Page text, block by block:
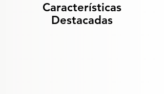
Características
Destacadas